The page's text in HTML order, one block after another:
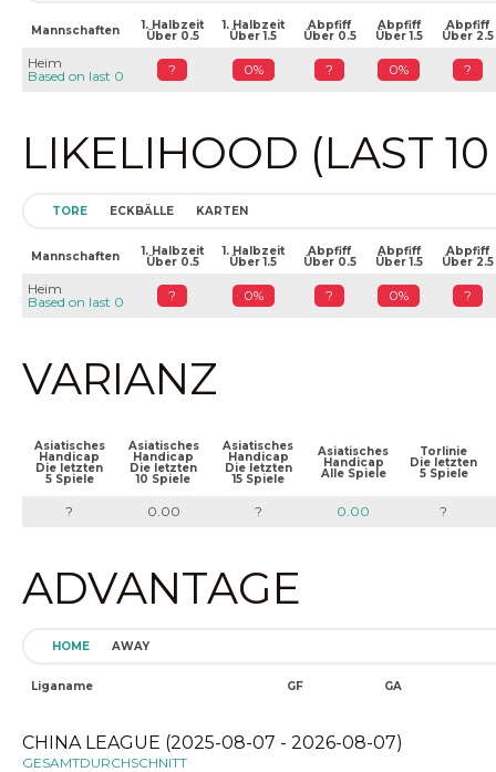
Mannschaften 1. Halbzeit
Über 0.5
1. Halbzeit
Über 1.5
Abpfiff
Über 0.5
Abpfiff
Über 1.5
Abpfiff
Über 2.5
Heim
Based on last 0
? 0% ? 0% ?
LIKELIHOOD (LAST
TORE ECKBÄLLE KARTEN
Mannschaften 1. Halbzeit
Über 0.5
1. Halbzeit
Über 1.5
Abpfiff
Über 0.5
Abpfiff
Über 1.5
Abpfiff
Über 2.5
Heim
Based on last 0
? 0% ? 0% ?
VARIANZ
Asiatisches
Handicap
Die letzten
5 Spiele
Asiatisches
Handicap
Die letzten
10 Spiele
Asiatisches
Handicap
Die letzten
15 Spiele
Asiatisches
Handicap
Alle Spiele
Torlinie
Die letzten
5 Spiele
? 0.00 ? 0.00 ?
ADVANTAGE
HOME AWAY
Liganame GF GA
CHINA LEAGUE (2025-08-07 - 2026-08-07)
GESAMTDURCHSCHNITT